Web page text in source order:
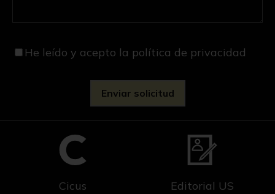
He leído y acepto la política de privacidad
Cicus Editorial US